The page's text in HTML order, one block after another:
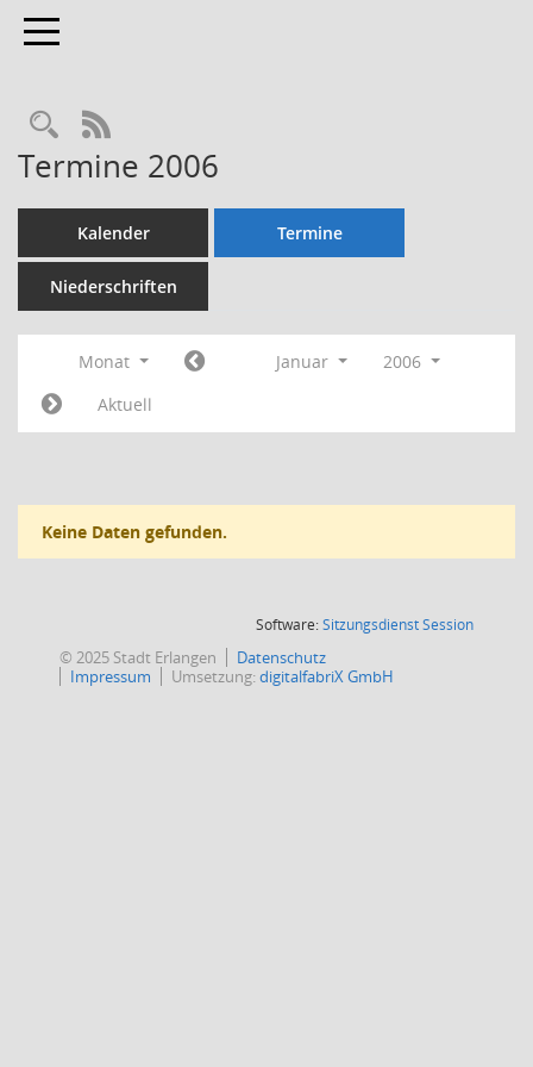
Toggle navigation
Rechercheauswahl
RSS-Feed
Termine 2006
Kalender Termine
Niederschriften
Monat Januar
2006
Aktuell
Keine Daten gefunden.
Software:SitzungsdienstSession(Wird in
© 2025 Stadt Erlangen
Datenschutz
Impressum
Umsetzung:digitalfabriX GmbH